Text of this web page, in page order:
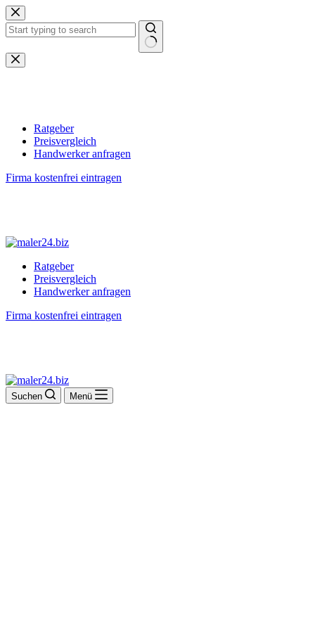
Zum
Inhalt
springen
Keine
Ergebnisse
Ratgeber
Preisvergleich
Handwerker anfragen
Firma kostenfrei eintragen
Ratgeber
Preisvergleich
Handwerker anfragen
Firma kostenfrei eintragen
Suchen Menü